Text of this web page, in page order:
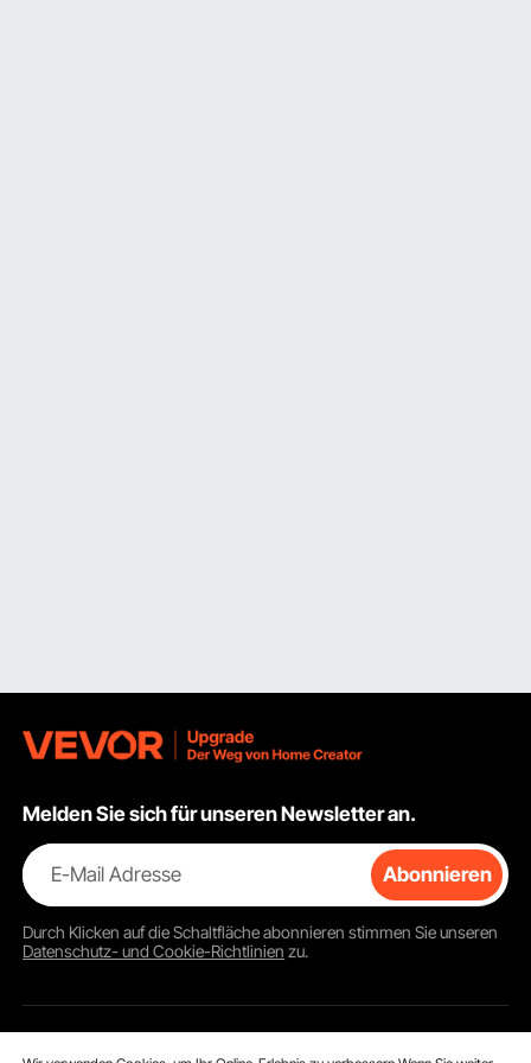
Melden Sie sich für unseren Newsletter an.
E-Mail Adresse Abonnieren
Durch Klicken auf die Schaltflächeabonnieren stimmen Sie unseren
Datenschutz- und Cookie-Richtlinien zu.
Kundenservice